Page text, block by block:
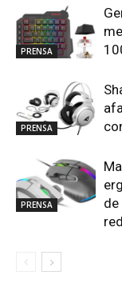
PRENSA
PRENSA
PRENSA